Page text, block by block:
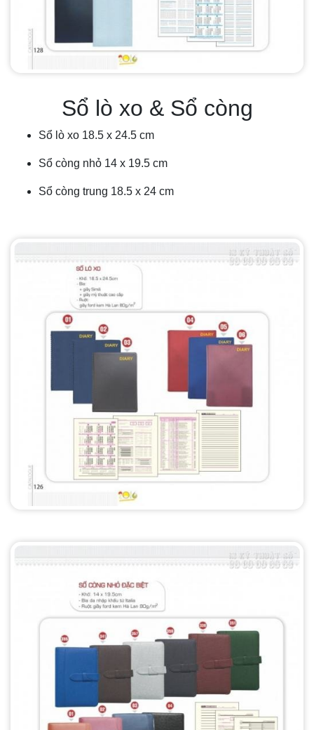
Sổ lò xo & Sổ còng
Sổ lò xo 18.5 x 24.5 cm
Sổ còng nhỏ 14 x 19.5 cm
Sổ còng trung 18.5 x 24 cm